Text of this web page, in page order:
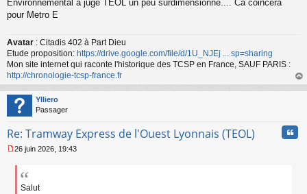
u
Environnemental a jugé TEOL un peu surdimensionné.... Ca coincera
pour Metro E
Avatar : Citadis 402 à Part Dieu
Etude proposition: https://drive.google.com/file/d/1U_NJEj ... sp=sharing
Mon site internet qui raconte l'historique des TCSP en France, SAUF PARIS :
http://chronologie-tcsp-france.fr
au
Ylliero
Passager
Re: Tramway Express de l'Ouest Lyonnais (TEOL)
e
26 juin 2026, 19:43
Salut